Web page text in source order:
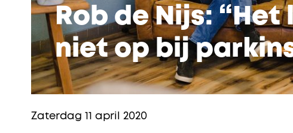
Rob de Nijs:
niet op bij
Zaterdag 11 april 2020